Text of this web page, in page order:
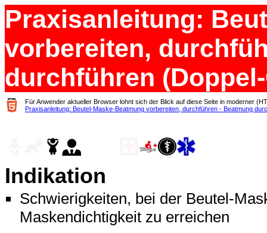
Praxisanleitung:
vorbereiten,
durchführen
Für Anwender aktueller Browser lohnt sich der Blick auf diese Seite in moderner
Praxisanleitung: Beutel-Maske-Beatmung vorbereiten, durchführen - Beatmung
Indikation
Schwierigkeiten, bei der Beutel-
Maskendichtigkeit zu erreichen